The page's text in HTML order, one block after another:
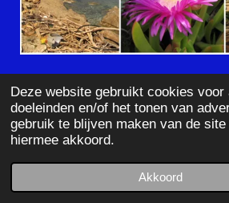
Deze website gebruikt cookies voor
doeleinden en/of het tonen van
gebruik te blijven maken van de site
hiermee akkoord.
Akkoord
klik hier voor meer foto's en/of
Donderdag 12 april
En weer is het een zonnige
vers brood en daarna een